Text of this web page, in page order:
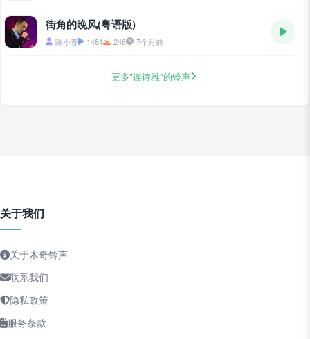
街角的晚风(粤语版)
陈小春 1481 246 7个月前
更多"连诗雅"的铃声
关于我们
关于木奇铃声
联系我们
隐私政策
服务条款